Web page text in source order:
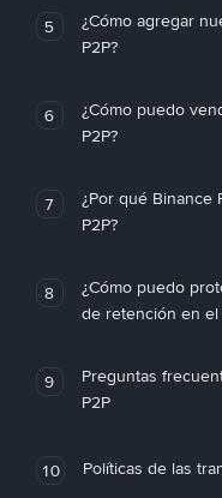
5
¿Cómo agregar
P2P?
6
¿Cómo puedo
P2P?
7
¿Por qué Binance
P2P?
8
¿Cómo puedo
de retención en el
9
Preguntas
P2P
10 Políticas de las